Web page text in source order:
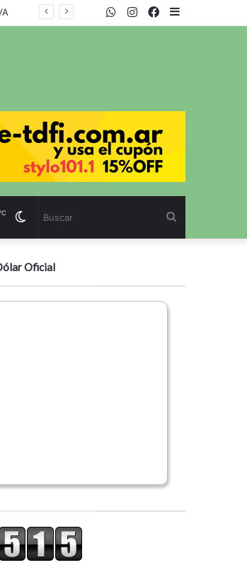
Facebook
Twitter
Instagram
WhatsApp
Cambiar
modo
Oficial